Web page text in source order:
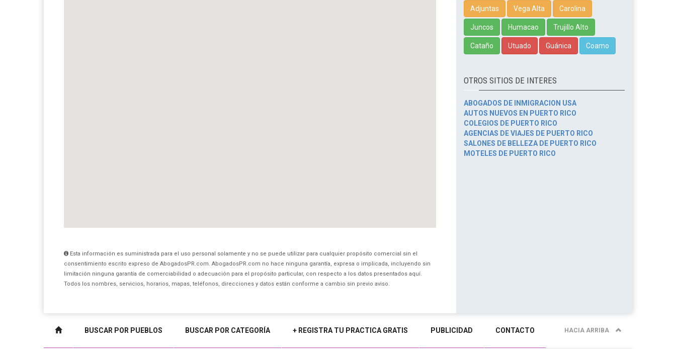
Esta información es suministrada para el uso personal solamente y no se puede utilizar para cualquier propósito comercial sin el
consentimiento escrito expreso de AbogadosPR.com. AbogadosPR.com no hace ninguna garantía, expresa o implicada, incluyendo sin
limitación ninguna garantía de comerciabilidad o adecuación para el propósito particular, con respecto a los datos presentados aquí.
Todos los nombres, servicios, horarios, mapas, teléfonos, direcciones y datos están conforme a cambio sin previo aviso.
Adjuntas Vega Alta Carolina
Juncos Humacao Trujillo Alto
Cataño Utuado Guánica Coamo
OTROS SITIOS DE INTERES
ABOGADOS DE INMIGRACION USA
AUTOS NUEVOS EN PUERTO RICO
COLEGIOS DE PUERTO RICO
AGENCIAS DE VIAJES DE PUERTO RICO
SALONES DE BELLEZA DE PUERTO RICO
MOTELES DE PUERTO RICO
BUSCAR POR PUEBLOS BUSCAR POR CATEGORÍA + REGISTRA TU PRACTICA GRATIS PUBLICIDAD CONTACTO HACIA ARRIBA